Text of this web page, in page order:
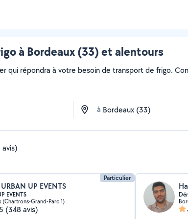
à Bordeaux (33) et alentours
qui répondra à votre besoin de transport de frigo.
à
avis)
Particulier
UP EVENTS
EVENTS
(Chartrons-Grand-Parc 1)
(348 avis)